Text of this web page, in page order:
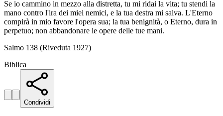
Se io cammino in mezzo alla distretta, tu mi ridai la vita; tu stendi la
mano contro l'ira dei miei nemici, e la tua destra mi salva. L'Eterno
compirà in mio favore l'opera sua; la tua benignità, o Eterno, dura in
perpetuo; non abbandonare le opere delle tue mani.
Salmo 138 (Riveduta 1927)
Biblica
Condividi